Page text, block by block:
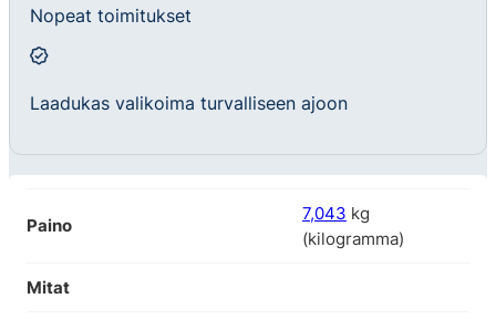
Nopeat toimitukset
Laadukas valikoima turvalliseen ajoon
Paino
7,043 kg
(kilogramma)
Mitat